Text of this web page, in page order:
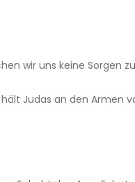
wir uns keine Sorgen
Judas an den Armen